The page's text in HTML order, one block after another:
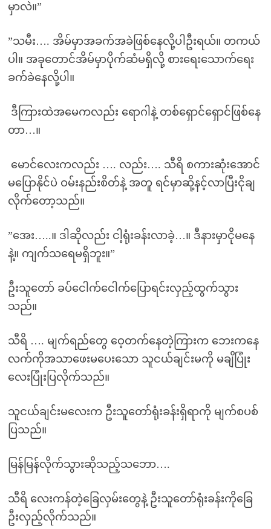
မှာလဲ။”
”သမီး…. အိမ်မှာအခက်အခဲဖြစ်နေလို့ပါဦးရယ်။ တကယ်
ပါ။ အခုတောင်အိမ်မှာပိုက်ဆံမရှိလို့ စားရေးသောက်ရေး
ခက်ခဲနေလို့ပါ။
ဒီကြားထဲအမေကလည်း ရောဂါနဲ့ တစ်ရှောင်ရှောင်ဖြစ်နေ
တာ…။
မောင်လေးကလည်း …. လည်း…. သီရိ စကားဆုံးအောင်
မပြောနိုင်ပဲ ဝမ်းနည်းစိတ်နဲ့ အတူ ရင်မှာဆို့နင့်လာပြီးငိုချ
လိုက်တော့သည်။
”အေး…..။ ဒါဆိုလည်း ငါ့ရုံးခန်းလာခဲ့…။ ဒီနားမှာငိုမနေ
နဲ့။ ကျက်သရေမရှိဘူး။”
ဦးသူတော် ခပ်ငေါက်ငေါက်ပြောရင်းလှည့်ထွက်သွား
သည်။
သီရိ …. မျက်ရည်တွေ ဝေ့တက်နေတဲ့ကြားက ဘေးကနေ
လက်ကိုအသာဖေးမပေးသော သူငယ်ချင်းမကို မချိပြုံး
လေးပြုံးပြလိုက်သည်။
သူငယ်ချင်းမလေးက ဦးသူတော်ရုံးခန်းရှိရာကို မျက်စပစ်
ပြသည်။
မြန်မြန်လိုက်သွားဆိုသည့်သဘော….
သီရိ လေးကန်တဲ့ခြေလှမ်းတွေနဲ့ ဦးသူတော်ရုံးခန်းကိုခြေ
ဦးလှည့်လိုက်သည်။